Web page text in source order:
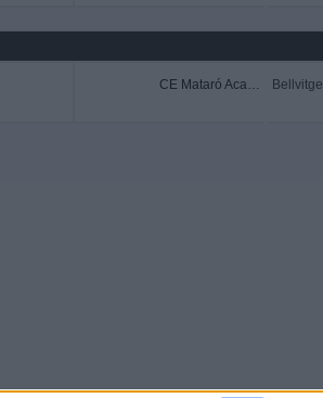
CE Mataró Academy Bellvitge